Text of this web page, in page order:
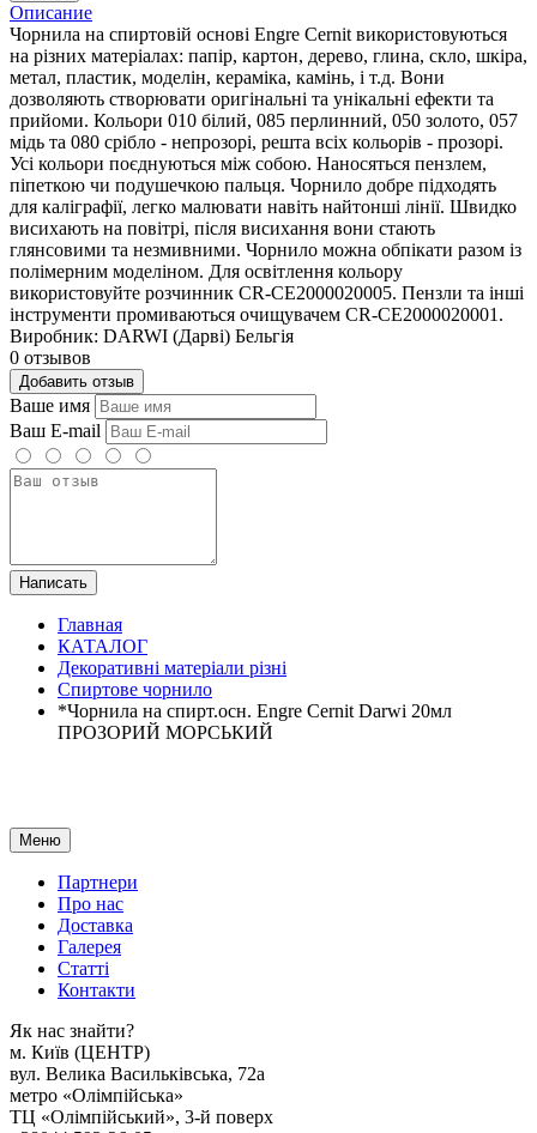
Описание
Чорнила на спиртовій основі Engre Cernit використовуються
на різних матеріалах: папір, картон, дерево, глина, скло, шкіра,
метал, пластик, моделін, кераміка, камінь, і т.д. Вони
дозволяють створювати оригінальні та унікальні ефекти та
прийоми. Кольори 010 білий, 085 перлинний, 050 золото, 057
мідь та 080 срібло - непрозорі, решта всіх кольорів - прозорі.
Усі кольори поєднуються між собою. Наносяться пензлем,
піпеткою чи подушечкою пальця. Чорнило добре підходять
для каліграфії, легко малювати навіть найтонші лінії. Швидко
висихають на повітрі, після висихання вони стають
глянсовими та незмивними. Чорнило можна обпікати разом із
полімерним моделіном. Для освітлення кольору
використовуйте розчинник CR-CE2000020005. Пензли та інші
інструменти промиваються очищувачем CR-CE2000020001.
Виробник: DARWI (Дарві) Бельгія
0 отзывов
Добавить отзыв
Ваше имя
Ваш E-mail
Написать
Главная
КАТАЛОГ
Декоративні матеріали різні
Спиртове чорнило
*Чорнила на спирт.осн. Engre Cernit Darwi 20мл
ПРОЗОРИЙ МОРСЬКИЙ
Меню
Партнери
Про нас
Доставка
Галерея
Статтi
Контакти
Як наc знайти?
м. Киïв (ЦЕНТР)
вул. Велика Васильківська, 72а
метро «Олімпійська»
ТЦ «Олімпійський», 3-й поверх